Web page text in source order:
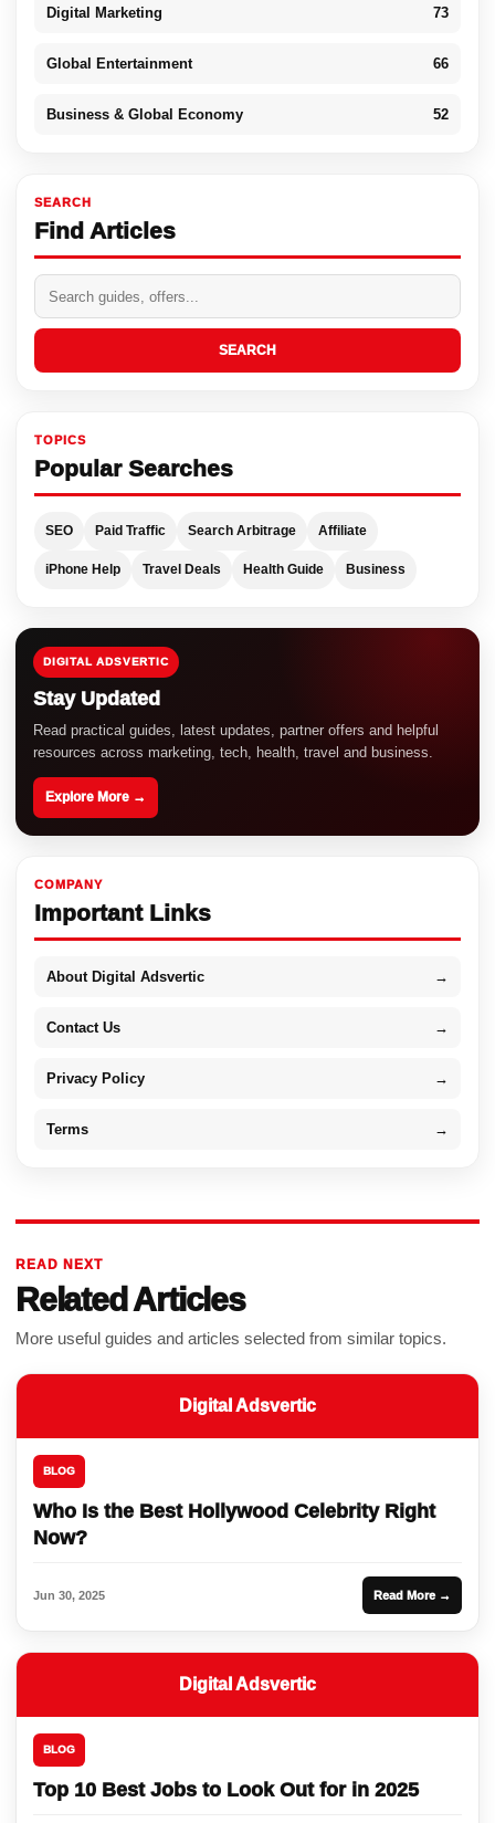
Digital Marketing 73
Global Entertainment 66
Business & Global Economy 52
SEARCH
Find Articles
SEARCH
TOPICS
Popular Searches
SEO Paid Traffic Search Arbitrage Affiliate
iPhone Help Travel Deals Health Guide Business
DIGITAL ADSVERTIC
Stay Updated
Read practical guides, latest updates, partner offers and helpful
resources across marketing, tech, health, travel and business.
Explore More →
COMPANY
Important Links
About Digital Adsvertic →
Contact Us →
Privacy Policy →
Terms →
READ NEXT
Related Articles
More useful guides and articles selected from similar topics.
Digital Adsvertic
BLOG
Who Is the Best Hollywood Celebrity Right
Now?
Jun 30, 2025 Read More →
Digital Adsvertic
BLOG
Top 10 Best Jobs to Look Out for in 2025